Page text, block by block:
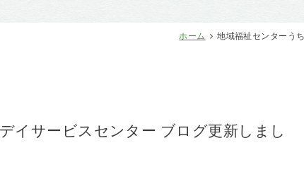
ホーム 地域福祉センターう
イサービスセンター ブログ更新しまし